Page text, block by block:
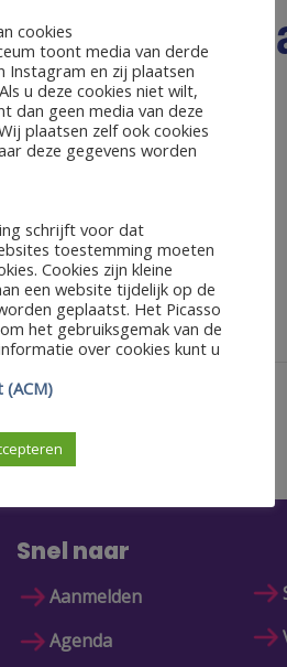
Snel naar
Aanmelden
Agenda
cookies
toont media van derde
Instagram en zij plaatsen
u deze cookies niet wilt,
dan geen media van deze
plaatsen zelf ook cookies
deze gegevens worden
schrijft voor dat
toestemming moeten
Cookies zijn kleine
een website tijdelijk op de
geplaatst. Het Picasso
het gebruiksgemak van de
over cookies kunt u
(ACM)